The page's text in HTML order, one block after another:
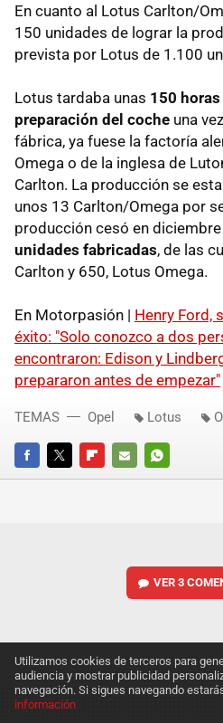
En cuanto al Lotus Carlton/
150 unidades de lograr la
prevista por Lotus de 1.100
Lotus tardaba unas 150
preparación del coche una
fábrica, ya fuese la factoría
Omega o de la inglesa de
Carlton. La producción se
unos 13 Carlton/Omega por
producción cesó en
unidades fabricadas, de las
Carlton y 650, Lotus Omega.
En Motorpasión | Henry Ford,
éxito: "Solo conozco a dos
encontraron: Edison y
prepararon antes de empezar"
FACEBOOKTWITTERFLIPBOARD
E-
WHATSAPP
TEMAS Opel Lotus
VER3
Utilizamos cookies de terceros para
audiencia y mostrar publicidad
navegación. Si sigues navegando
información